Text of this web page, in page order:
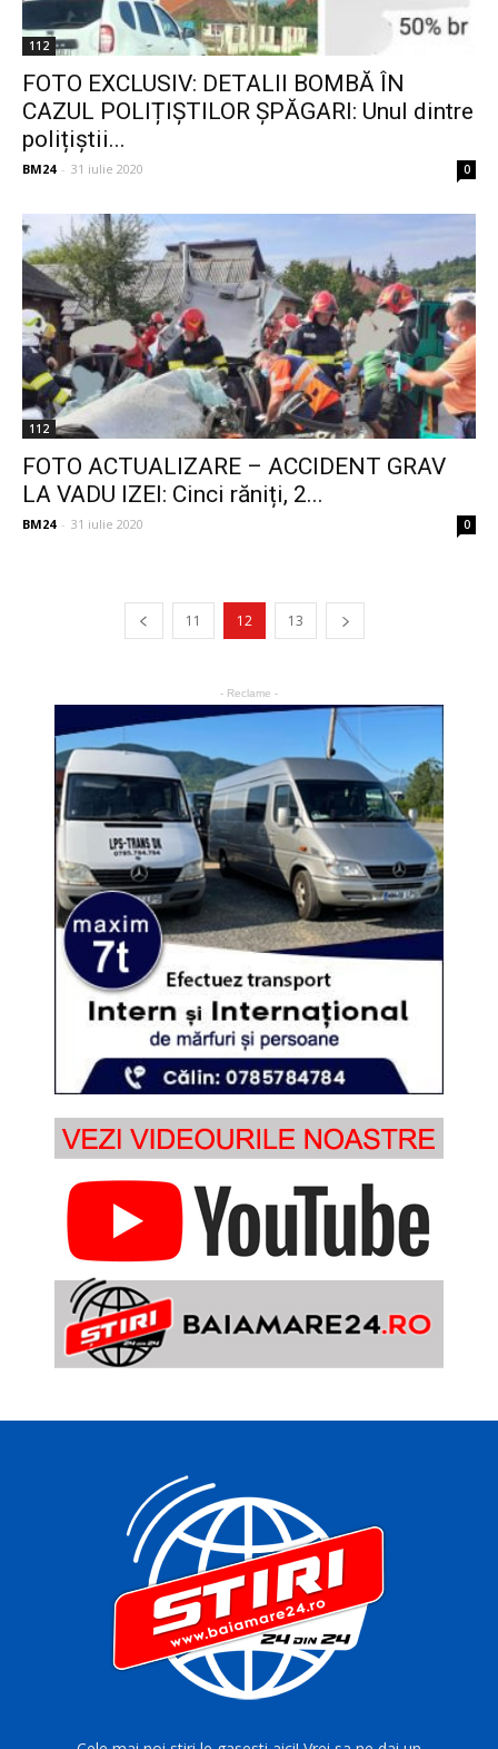
112
FOTO EXCLUSIV: DETALII BOMBĂ ÎN
CAZUL POLIȚIȘTILOR ȘPĂGARI: Unul dintre
polițiștii...
BM24 - 31 iulie 2020 0
112
FOTO ACTUALIZARE – ACCIDENT GRAV
LA VADU IZEI: Cinci răniți, 2...
BM24 - 31 iulie 2020 0
11 12 13
- Reclame -